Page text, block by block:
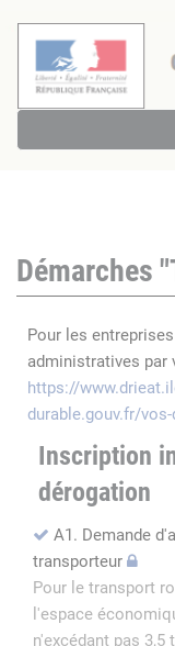
Démarches
Pour les
administratives par
https://
durable.gouv.fr/
Inscription
dérogation
A1. Demande
transporteur
Pour le transport
l'espace
n'excédant pas 3,5